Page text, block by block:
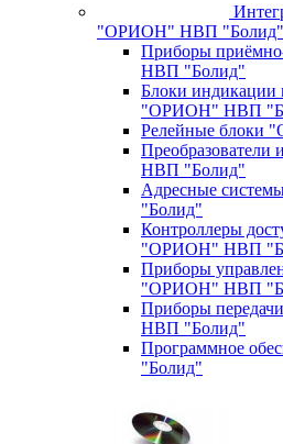
"ОРИОН" НВП "Болид"
Приборы
НВП "Болид"
Блоки индикации
"ОРИОН" НВП
Релейные
НВП "Болид"
Адресные
"Болид"
Контроллеры
"ОРИОН" НВП
Приборы
"ОРИОН" НВП
Приборы
НВП "Болид"
Программное
"Болид"